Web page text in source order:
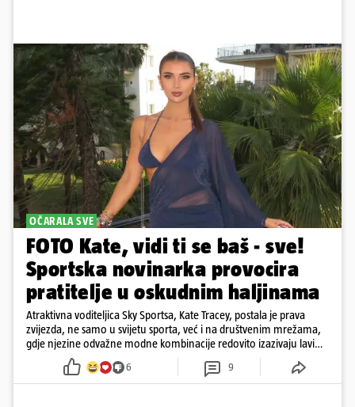
OČARALA SVE
FOTO Kate, vidi ti se baš - sve!
Sportska novinarka provocira
pratitelje u oskudnim haljinama
Atraktivna voditeljica Sky Sportsa, Kate Tracey, postala je prava
zvijezda, ne samo u svijetu sporta, već i na društvenim mrežama,
gdje njezine odvažne modne kombinacije redovito izazivaju lavinu
6 9